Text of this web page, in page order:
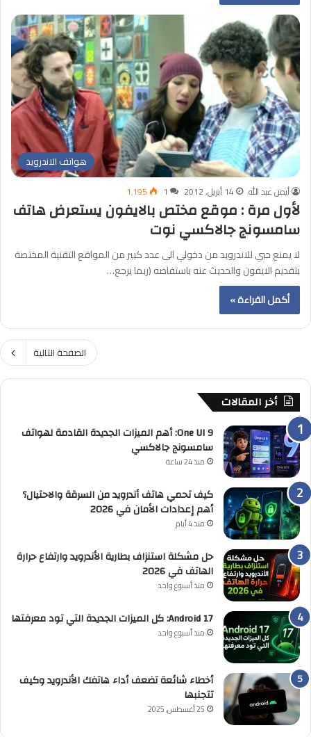
هواتف الاندرويد
أيمن عبد الله 14 أبريل, 2012 1 1٬195
لأول مرة : موقع مختص بالايفون يستعرض هاتف
سامسونج جالاكسي نوت
لا يمنع حبي للاندرويد من دخولي الى عدد كبير من المواقع التقنية المختصة
بتقديم الايفون والحديث عنه باستفاضه (ربما يرجع…
أكمل القراءة »
الصفحة التالية
أخر المقالات
One UI 9: أهم الميزات الجديدة القادمة لهواتف
سامسونج جالاكسي
منذ 24 ساعة
كيف تحمي هاتف أندرويد من السرقة والاحتيال؟
أهم إعدادات الأمان في 2026
منذ 4 أيام
حل مشكلة استنزاف بطارية الأندرويد وارتفاع حرارة
الهاتف في 2026
منذ أسبوع واحد
Android 17: كل الميزات الجديدة التي تود معرفتها
منذ أسبوع واحد
أخطاء شائعة تضعف أداء هاتفك الأندرويد وكيف
تتجنبها
25 أغسطس, 2025